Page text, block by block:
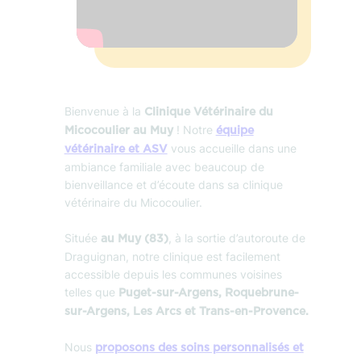
Bienvenue à la Clinique Vétérinaire du
Micocoulier au Muy! Notre équipe
vétérinaire et ASV vous accueille dans une
ambiance familiale avec beaucoup de
bienveillance et d’écoute dans sa clinique
vétérinaire du Micocoulier.
Située au Muy (83), à la sortie d’autoroute de
Draguignan, notre clinique est facilement
accessible depuis les communes voisines
telles que
Puget-sur-Argens, Roquebrune-
sur-Argens, Les Arcs et Trans-en-Provence.
Nous proposons des soins personnalisés et